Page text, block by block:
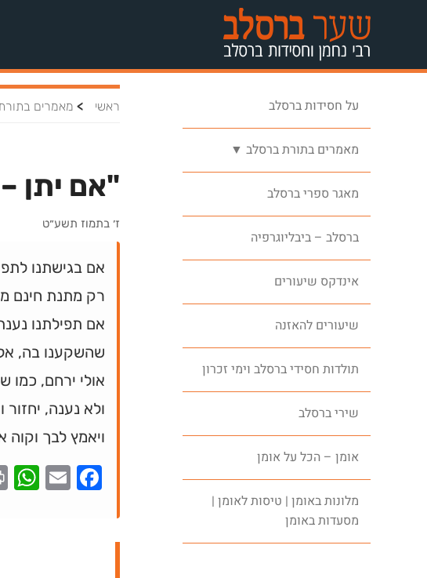
על חסידות ברסלב
מאמרים בתורת ברסלב ▼
מאגר ספרי ברסלב
ברסלב – ביבליוגרפיה
אינדקס שיעורים
שיעורים להאזנה
תולדות חסידי ברסלב וימי זכרון
שירי ברסלב
אומן – הכל על אומן
מלונות באומן | טיסות לאומן |
מסעדות באומן
ראשי > מאמרים
"אם יתן
ז׳ בתמוז תשע״ט
אם בגישתנו
רק מתנת חינם
אם תפילתנו
שהשקענו בה,
אולי ירחם,
ולא נענה,
ויאמץ לבך וקוה